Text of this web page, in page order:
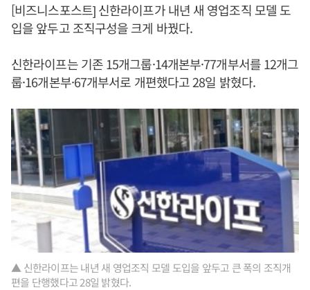
[비즈니스포스트] 신한라이프가 내년 새 영업조직 모델 도
입을 앞두고 조직구성을 크게 바꿨다.
신한라이프는 기존 15개그룹·14개본부·77개부서를 12개그
룹·16개본부·67개부서로 개편했다고 28일 밝혔다.
▲ 신한라이프는 내년 새 영업조직 모델 도입을 앞두고 큰 폭의 조직개
편을 단행했다고 28일 밝혔다.